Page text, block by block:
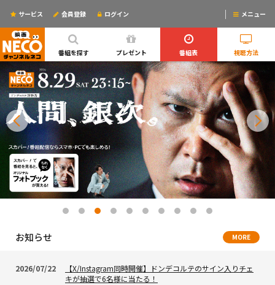
番組を探す プレゼント 番組表 視聴方法
サービス 会員登録 ログイン メニュー
ログインするとリマインドメールが使えるYO!
お知らせ MORE
2026/07/22
【X/Instagram同時開催】ドンデコルテのサイン入りチェ
キが抽選で6名様に当たる！